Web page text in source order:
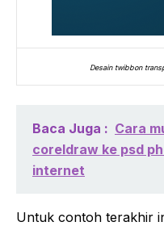
Desain twibbon
Baca Juga : Cara
coreldraw ke psd
internet
Untuk contoh terakhir